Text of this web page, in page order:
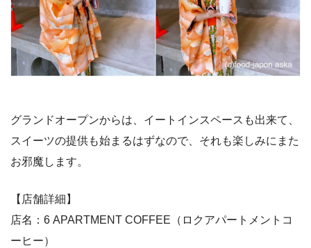
グランドオープンからは、イートインスペースも出来て、
スイーツの提供も始まるはずなので、それも楽しみにまた
お邪魔します。
【店舗詳細】
店名：6 APARTMENT COFFEE（ロクアパートメントコ
ーヒー）